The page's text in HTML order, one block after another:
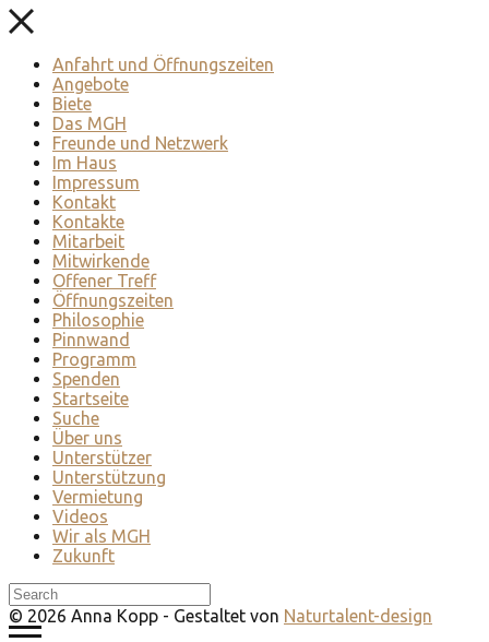
Anfahrt und Öffnungszeiten
Angebote
Biete
Das MGH
Freunde und Netzwerk
Im Haus
Impressum
Kontakt
Kontakte
Mitarbeit
Mitwirkende
Offener Treff
Öffnungszeiten
Philosophie
Pinnwand
Programm
Spenden
Startseite
Suche
Über uns
Unterstützer
Unterstützung
Vermietung
Videos
Wir als MGH
Zukunft
© 2026 Anna Kopp - Gestaltet von Naturtalent-design